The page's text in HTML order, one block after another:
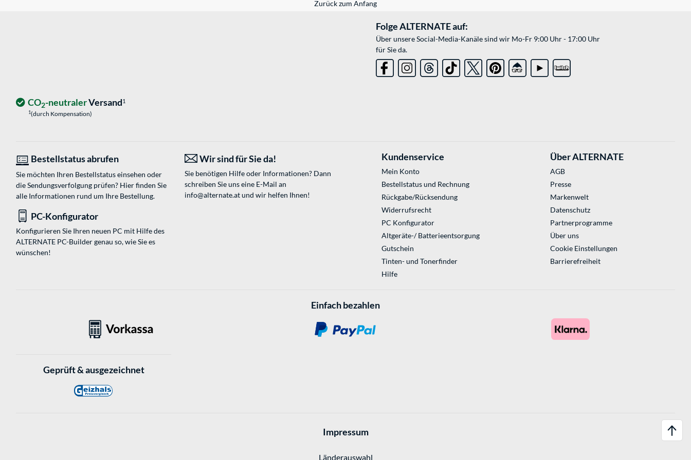
Zurück zum Anfang
Folge ALTERNATE auf:
Über unsere Social-Media-Kanäle sind wir Mo-Fr 9:00 Uhr - 17:00 Uhr
für Sie da.
CO2-neutralerVersand1
1(durch Kompensation)
Bestellstatus abrufen
Sie möchten Ihren Bestellstatus einsehen oder
die Sendungsverfolgung prüfen? Hier finden Sie
alle Informationen rund um Ihre Bestellung.
Wir sind für Sie da!
Sie benötigen Hilfe oder Informationen? Dann
schreiben Sie uns eine E-Mail an
info@alternate.atund wir helfen Ihnen!
PC-Konfigurator
Konfigurieren Sie Ihren neuen PC mit Hilfe des
ALTERNATE PC-Builder genau so, wie Sie es
wünschen!
Kundenservice
Mein Konto
Bestellstatus und Rechnung
Rückgabe/Rücksendung
Widerrufsrecht
PC Konfigurator
Altgeräte-/ Batterieentsorgung
Gutschein
Tinten- und Tonerfinder
Hilfe
Über ALTERNATE
AGB
Presse
Markenwelt
Datenschutz
Partnerprogramme
Über uns
Cookie Einstellungen
Barrierefreiheit
Einfach bezahlen
Geprüft & ausgezeichnet
Impressum
Länderauswahl